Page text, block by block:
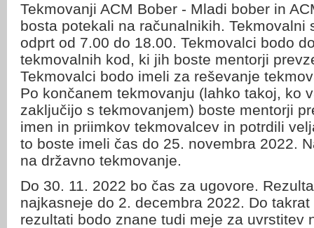
Tekmovanji ACM Bober - Mladi bober in
bosta potekali na računalnikih. Tekmovalni
odprt od 7.00 do 18.00. Tekmovalci bodo
tekmovalnih kod, ki jih boste mentorji
Tekmovalci bodo imeli za reševanje
Po končanem tekmovanju (lahko takoj, ko
zaključijo s tekmovanjem) boste mentorji
imen in priimkov tekmovalcev in potrdili
to boste imeli čas do 25. novembra 2022.
na državno tekmovanje.
Do 30. 11. 2022 bo čas za ugovore.
najkasneje do 2. decembra 2022. Do
rezultati bodo znane tudi meje za uvrstitev